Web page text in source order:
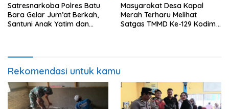
Satresnarkoba Polres Batu
Bara Gelar Jum’at Berkah,
Santuni Anak Yatim dan
Masyarakat Desa Kapal
Merah Terharu Melihat
Satgas TMMD Ke-129 Kodim
Rekomendasi untuk kamu